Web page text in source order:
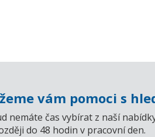
vám pomoci s
nemáte čas vybírat z naší
do 48 hodin v pracovní den.